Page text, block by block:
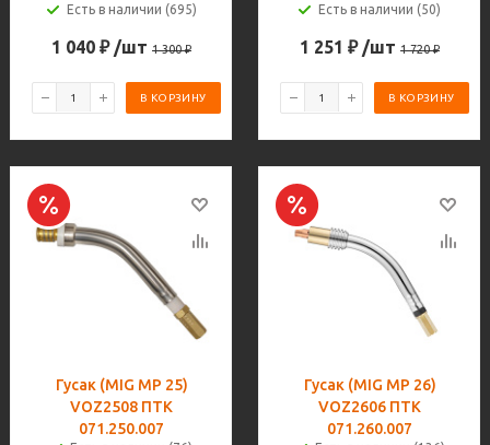
Есть в наличии (695)
1 040 ₽ /шт 1 300₽
В КОРЗИНУ
Есть в наличии (50)
1 251 ₽ /шт 1 720₽
В КОРЗИНУ
Гусак (MIG MP 25)
VOZ2508 ПТК
071.250.007
Гусак (MIG MP 26)
VOZ2606 ПТК
071.260.007